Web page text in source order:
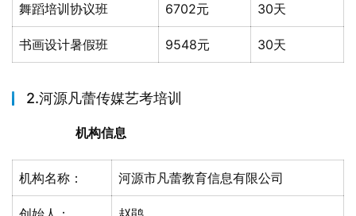
舞蹈培训协议班 6702元 30天
书画设计暑假班 9548元 30天
2.河源凡蕾传媒艺考培训
机构信息
机构名称： 河源市凡蕾教育信息有限公司